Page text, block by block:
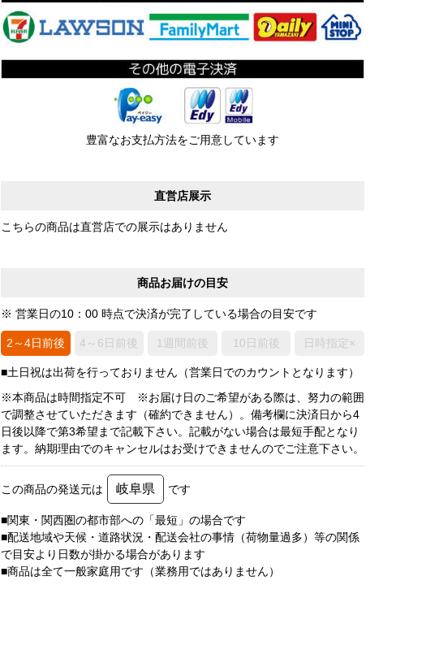
豊富なお支払方法をご用意しています
直営店展示
こちらの商品は直営店での展示はありません
商品お届けの目安
※ 営業日の10：00 時点で決済が完了している場合の目安です
2～4日前後 4～6日前後 1週間前後 10日前後 日時指定×
■土日祝は出荷を行っておりません（営業日でのカウントとなります）
※本商品は時間指定不可 ※お届け日のご希望がある際は、努力の範囲
で調整させていただきます（確約できません）。備考欄に決済日から4
日後以降で第3希望まで記載下さい。記載がない場合は最短手配となり
ます。納期理由でのキャンセルはお受けできませんのでご注意下さい。
この商品の発送元は 岐阜県 です
■関東・関西圏の都市部への「最短」の場合です
■配送地域や天候・道路状況・配送会社の事情（荷物量過多）等の関係
で目安より日数が掛かる場合があります
■商品は全て一般家庭用です（業務用ではありません）